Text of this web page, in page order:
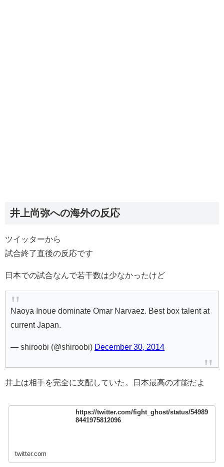
井上尚弥への海外の反応
ツイッターから
試合終了直後の反応です
日本での試合なんで若干数は少なかったけど
Naoya Inoue dominate Omar Narvaez. Best box talent at
current Japan.
— shiroobi (@shiroobi) December 30, 2014
井上は相手を完全に支配していた。日本最高の才能だよ
https://twitter.com/fight_ghost/status/54989
8441975812096
twitter.com